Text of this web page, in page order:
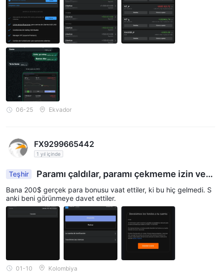
aramadı. Ondan sonra telefon numarasını değiştirmişti. Sanırım b
aşka bir müşteri için benzer bir işlem daha yapmıştı. Not: Para çe
kme konusunda beni her zaman oyaladı, ertesi hafta olacağına s
öz veriyordu.
06-25 Ekvador
FX9299665442
1 yıl içinde
Teşhir
Paramı çaldılar, paramı çekmeme izin ver
miyorlar.
Bana 200$ gerçek para bonusu vaat ettiler, ki bu hiç gelmedi. S
anki beni görünmeye davet ettiler.
01-10 Kolombiya